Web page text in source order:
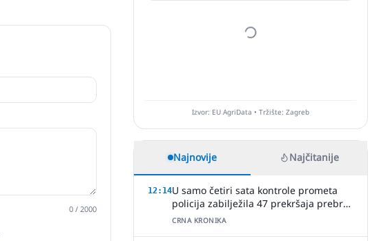
0 / 2000
Izvor: EU AgriData • Tržište: Zagreb
Najnovije Najčitanije
12:14U samo četiri sata kontrole prometa
policija zabilježila 47 prekršaja prebrze
vožnje
CRNA KRONIKA